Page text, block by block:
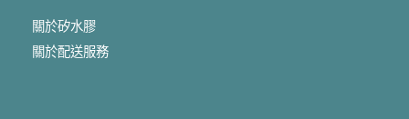
關於矽水膠
關於配送服務